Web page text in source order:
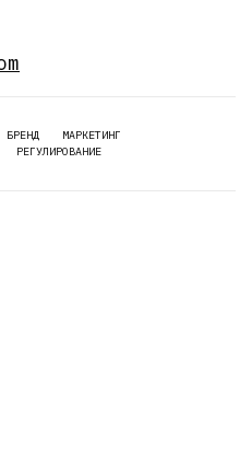
БРЕНД
МАРКЕТИНГ
РЕГУЛИРОВАНИЕ